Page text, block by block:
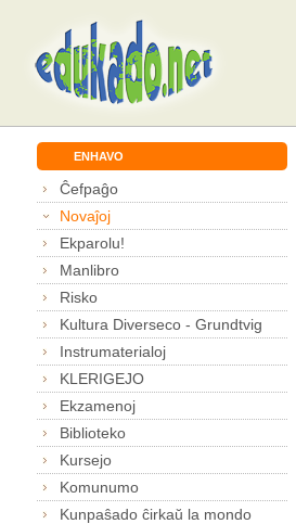
ENHAVO
Ĉefpaĝo
Novaĵoj
Ekparolu!
Manlibro
Risko
Kultura Diverseco - Grundtvig
Instrumaterialoj
KLERIGEJO
Ekzamenoj
Biblioteko
Kursejo
Komunumo
Kunpaŝado ĉirkaŭ la mondo